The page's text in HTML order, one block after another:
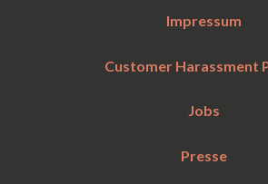
Impressum
Customer Harassment
Jobs
Presse